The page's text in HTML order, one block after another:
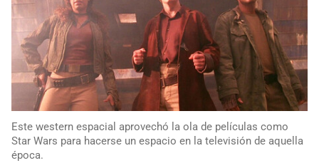
Este western espacial aprovechó la ola de películas como
Star Wars para hacerse un espacio en la televisión de aquella
época.